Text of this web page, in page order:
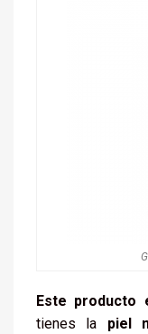
Este producto
tienes la piel